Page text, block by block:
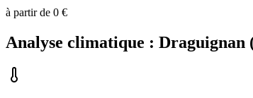
à partir de 0 €
Analyse climatique : Draguignan